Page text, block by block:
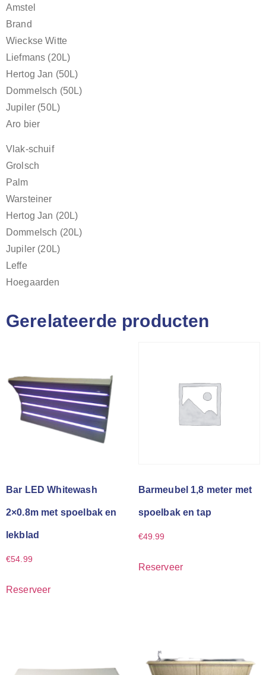
Amstel
Brand
Wieckse Witte
Liefmans (20L)
Hertog Jan (50L)
Dommelsch (50L)
Jupiler (50L)
Aro bier
Vlak-schuif
Grolsch
Palm
Warsteiner
Hertog Jan (20L)
Dommelsch (20L)
Jupiler (20L)
Leffe
Hoegaarden
Gerelateerde producten
Bar LED Whitewash
2×0.8m met spoelbak en
lekblad
€54.99
Reserveer
Barmeubel 1,8 meter met
spoelbak en tap
€49.99
Reserveer